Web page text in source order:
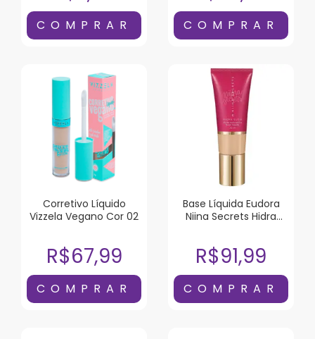
Corretivo Líquido
Vizzela Vegano Cor 02
R$67,99
Base Líquida Eudora
Niina Secrets Hidra
R$91,99